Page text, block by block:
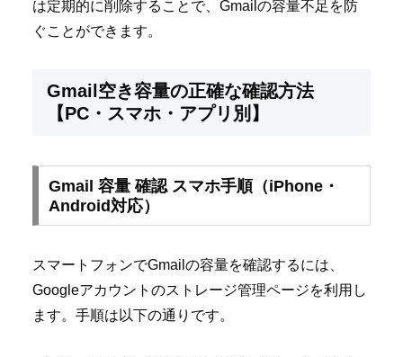
は定期的に削除することで、Gmailの容量不足を防
ぐことができます。
Gmail空き容量の正確な確認方法
【PC・スマホ・アプリ別】
Gmail 容量 確認 スマホ手順（iPhone・
Android対応）
スマートフォンでGmailの容量を確認するには、
Googleアカウントのストレージ管理ページを利用し
ます。手順は以下の通りです。